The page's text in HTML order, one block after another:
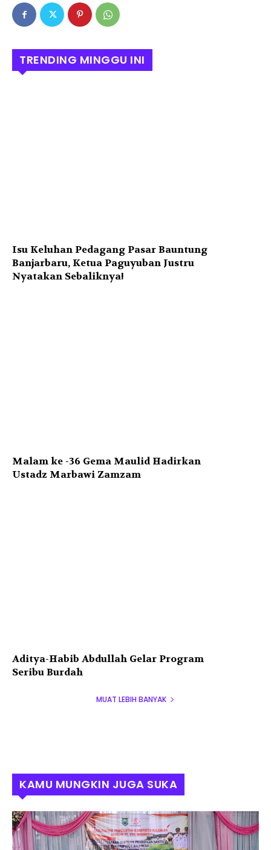
TRENDING MINGGU INI
Isu Keluhan Pedagang Pasar Bauntung
Banjarbaru, Ketua Paguyuban Justru
Nyatakan Sebaliknya!
Malam ke -36 Gema Maulid Hadirkan
Ustadz Marbawi Zamzam
Aditya-Habib Abdullah Gelar Program
Seribu Burdah
MUAT LEBIH BANYAK
KAMU MUNGKIN JUGA SUKA